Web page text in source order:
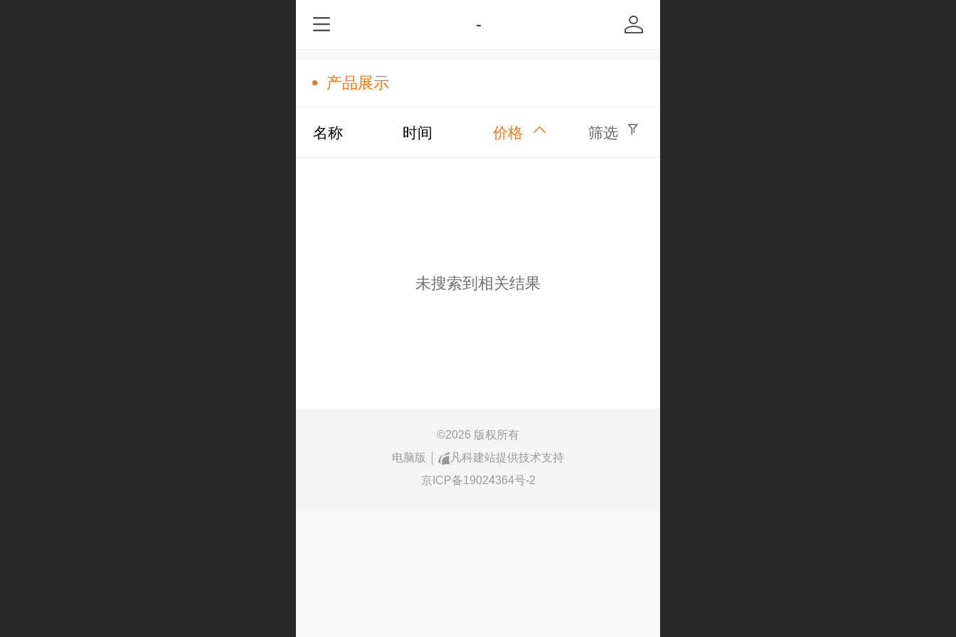
-
产品展示
名称 时间 价格 筛选
未搜索到相关结果
©2026 版权所有
电脑版
凡科建站提供技术支持
京ICP备19024364号-2